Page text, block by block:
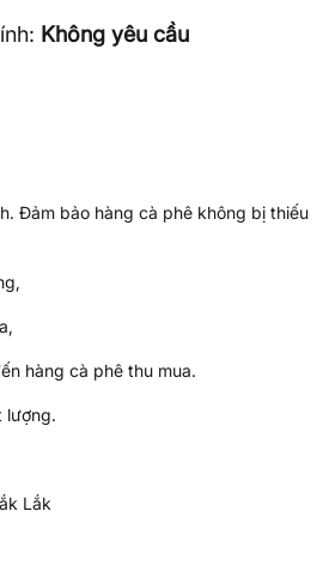
Không yêu cầu
Đảm bảo hàng cà phê không bị thiếu
hàng cà phê thu mua.
lượng.
Lắk